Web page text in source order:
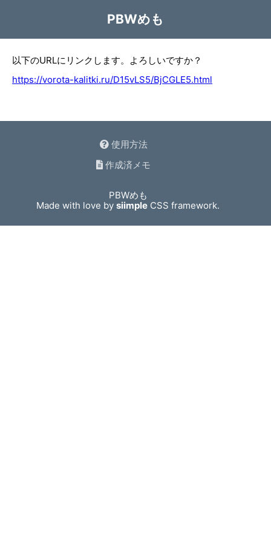
PBWめも
以下のURLにリンクします。よろしいですか？
https://vorota-kalitki.ru/D15vLS5/BjCGLE5.html
使用方法
作成済メモ
PBWめも
Made with love bysiimple CSS framework.